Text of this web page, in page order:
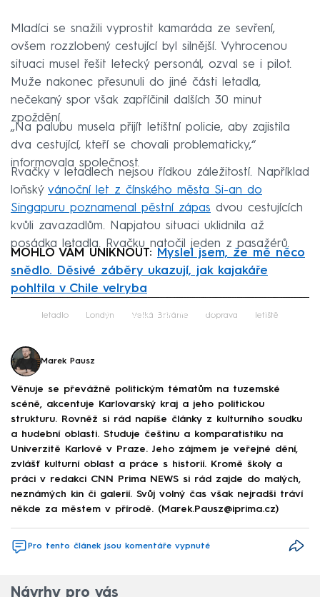
Mladíci se snažili vyprostit kamaráda ze sevření,
ovšem rozzlobený cestující byl silnější. Vyhrocenou
situaci musel řešit letecký personál, ozval se i pilot.
Muže nakonec přesunuli do jiné části letadla,
nečekaný spor však zapříčinil dalších 30 minut
zpoždění.
„Na palubu musela přijít letištní policie, aby zajistila
dva cestující, kteří se chovali problematicky,“
informovala společnost.
Rvačky v letadlech nejsou řídkou záležitostí. Například
loňský vánoční let z čínského města Si-an do
Singapuru poznamenal pěstní zápas dvou cestujících
kvůli zavazadlům. Napjatou situaci uklidnila až
posádka letadla. Rvačku natočil jeden z pasažérů.
MOHLO VÁM UNIKNOUT: Myslel jsem, že mě něco
snědlo. Děsivé záběry ukazují, jak kajakáře
pohltila v Chile velryba
Failed to fetch
letadlo Londýn Velká Británie doprava letiště
Marek Pausz
Věnuje se převážně politickým tématům na tuzemské
scéně, akcentuje Karlovarský kraj a jeho politickou
strukturu. Rovněž si rád napíše články z kulturního soudku
a hudební oblasti. Studuje češtinu a komparatistiku na
Univerzitě Karlově v Praze. Jeho zájmem je veřejné dění,
zvlášť kulturní oblast a práce s historií. Kromě školy a
práci v redakci CNN Prima NEWS si rád zajde do malých,
neznámých kin či galerií. Svůj volný čas však nejradši tráví
někde za městem v přírodě. (Marek.Pausz@iprima.cz)
Pro tento článek jsou komentáře vypnuté
Návrhy pro vás